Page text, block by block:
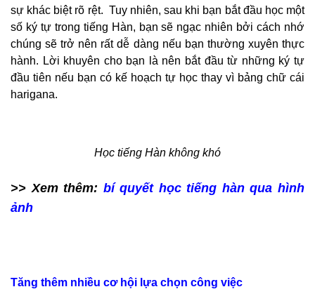
sự khác biệt rõ rệt. Tuy nhiên, sau khi bạn bắt đầu học một
số ký tự trong tiếng Hàn, bạn sẽ ngạc nhiên bởi cách nhớ
chúng sẽ trở nên rất dễ dàng nếu bạn thường xuyên thực
hành. Lời khuyên cho bạn là nên bắt đầu từ những ký tự
đầu tiên nếu bạn có kế hoạch tự học thay vì bảng chữ cái
harigana.
Học tiếng Hàn không khó
>> Xem thêm: bí quyết học tiếng hàn qua hình
ảnh
Tăng thêm nhiều cơ hội lựa chọn công việc